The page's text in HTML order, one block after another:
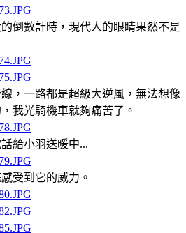
倒數計時，現代人的眼睛果然不是
，一路都是超級大逆風，無法想像
我光騎機車就夠痛苦了。
給小羽送暖中...
受到它的威力。